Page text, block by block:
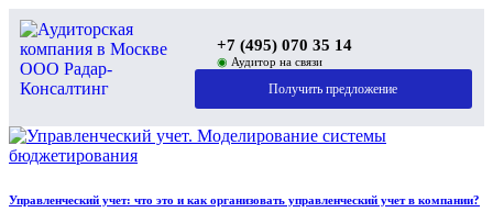
+7 (495) 070 35 14
◉ Аудитор на связи
Получить предложение
Управленческий учет: что это и как организовать управленческий учет в компании?